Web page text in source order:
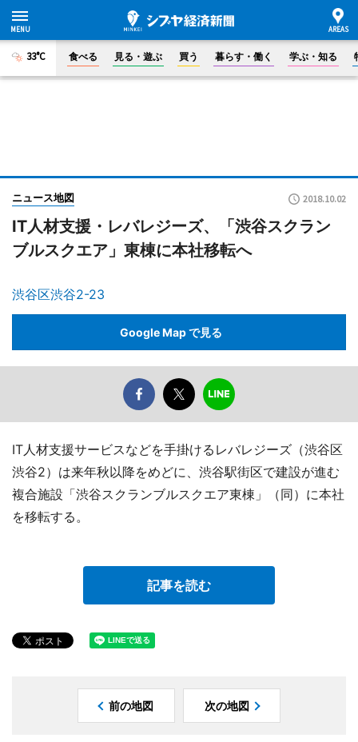
33°C 食べる 見る・遊ぶ 買う 暮らす・働く 学ぶ・知る
ニュース地図 2018.10.02
IT人材支援・レバレジーズ、「渋谷スクラン
ブルスクエア」東棟に本社移転へ
渋谷区渋谷2-23
Google Map で見る
IT人材支援サービスなどを手掛けるレバレジーズ（渋谷区
渋谷2）は来年秋以降をめどに、渋谷駅街区で建設が進む
複合施設「渋谷スクランブルスクエア東棟」（同）に本社
を移転する。
記事を読む
前の地図 次の地図